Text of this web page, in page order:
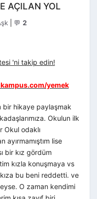
AÇILAN YOL
💬 2
'ni takip edin!
yemek
bir hikaye paylaşmak
Okulun ilk
Okul odaklı
lise
bir kız gördüm
kızla konuşmaya vs
bu beni reddetti. ve
O zaman kendimi